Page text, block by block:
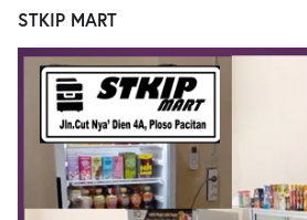
STKIP MART